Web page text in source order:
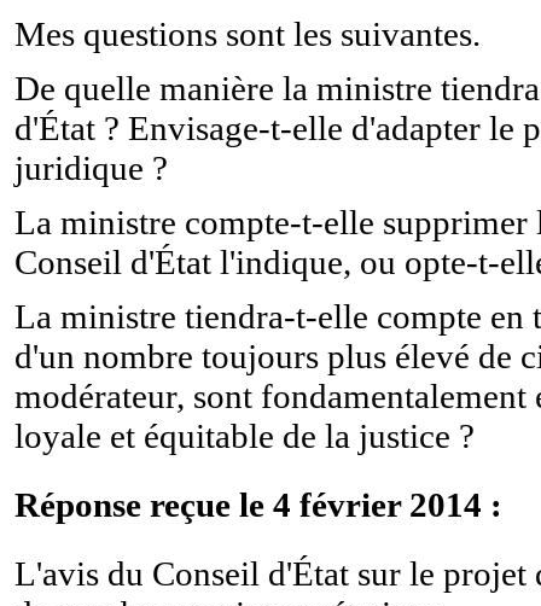
Mes questions sont les suivantes.
De quelle manière la ministre
d'État ? Envisage-t-elle d'adapter le
juridique ?
La ministre compte-t-elle supprimer
Conseil d'État l'indique, ou opte-t-
La ministre tiendra-t-elle compte en
d'un nombre toujours plus élevé de
modérateur, sont
loyale et équitable de la justice ?
Réponse reçue le 4 février 2014 :
L'avis du Conseil d'État sur le